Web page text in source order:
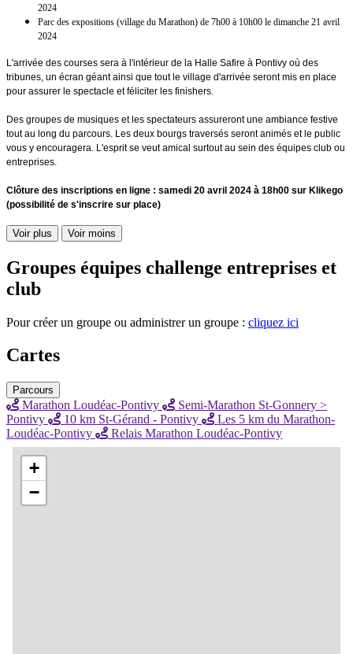
2024
Parc des expositions (village du Marathon) de 7h00 à 10h00 le dimanche 21 avril
2024
L'arrivée des courses sera à l'intérieur de la Halle Safire à Pontivy où des
tribunes, un écran géant ainsi que tout le village d'arrivée seront mis en place
pour assurer le spectacle et féliciter les finishers.
Des groupes de musiques et les spectateurs assureront une ambiance festive
tout au long du parcours. Les deux bourgs traversés seront animés et le public
vous y encouragera. L'esprit se veut amical surtout au sein des équipes club ou
entreprises.
Clôture des inscriptions en ligne : samedi 20 avril 2024 à 18h00 sur Klikego
(possibilité de s'inscrire sur place)
Voir plus Voir moins
Groupes équipes challenge entreprises et
club
Pour créer un groupe ou administrer un groupe : cliquez ici
Cartes
Parcours
Marathon Loudéac-Pontivy
Semi-Marathon St-Gonnery >
Pontivy
10 km St-Gérand - Pontivy
Les 5 km du Marathon-
Loudéac-Pontivy
Relais Marathon Loudéac-Pontivy